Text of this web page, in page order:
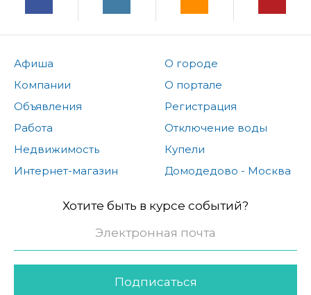
Афиша
Компании
Объявления
Работа
Недвижимость
Интернет-магазин
О городе
О портале
Регистрация
Отключение воды
Купели
Домодедово - Москва
Хотите быть в курсе событий?
Подписаться